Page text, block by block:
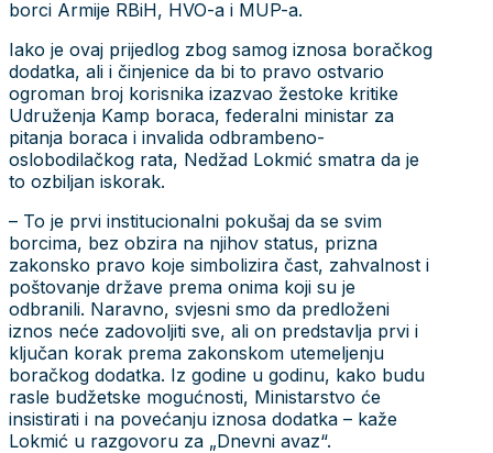
borci Armije RBiH, HVO-a i MUP-a.
Iako je ovaj prijedlog zbog samog iznosa boračkog
dodatka, ali i činjenice da bi to pravo ostvario
ogroman broj korisnika izazvao žestoke kritike
Udruženja Kamp boraca, federalni ministar za
pitanja boraca i invalida odbrambeno-
oslobodilačkog rata, Nedžad Lokmić smatra da je
to ozbiljan iskorak.
– To je prvi institucionalni pokušaj da se svim
borcima, bez obzira na njihov status, prizna
zakonsko pravo koje simbolizira čast, zahvalnost i
poštovanje države prema onima koji su je
odbranili. Naravno, svjesni smo da predloženi
iznos neće zadovoljiti sve, ali on predstavlja prvi i
ključan korak prema zakonskom utemeljenju
boračkog dodatka. Iz godine u godinu, kako budu
rasle budžetske mogućnosti, Ministarstvo će
insistirati i na povećanju iznosa dodatka – kaže
Lokmić u razgovoru za „Dnevni avaz“.